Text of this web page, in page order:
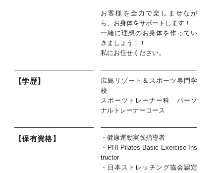
お客様を全力で楽しませなが
ら、お身体をサポートします！
一緒に理想のお身体を作ってい
きましょう！！
私にお任せください。
【学歴】
広島リゾート＆スポーツ専門学
校
スポーツトレーナー科 パーソ
ナルトレーナーコース
【保有資格】
・健康運動実践指導者
・PHI Pilates Basic Exercise Ins
tructor
・日本ストレッチング協会認定